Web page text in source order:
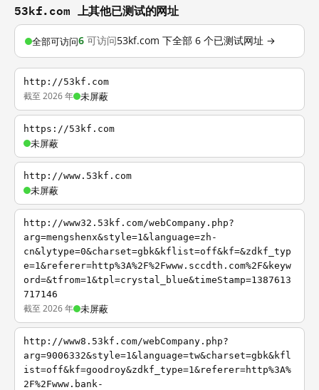
53kf.com 上其他已测试的网址
全部可访问6 可访问53kf.com 下全部 6 个已测试网址 →
http://53kf.com
截至 2026 年 未屏蔽
https://53kf.com
未屏蔽
http://www.53kf.com
未屏蔽
http://www32.53kf.com/webCompany.php?
arg=mengshenx&style=1&language=zh-
cn&lytype=0&charset=gbk&kflist=off&kf=&zdkf_typ
e=1&referer=http%3A%2F%2Fwww.sccdth.com%2F&keyw
ord=&tfrom=1&tpl=crystal_blue&timeStamp=1387613
717146
截至 2026 年 未屏蔽
http://www8.53kf.com/webCompany.php?
arg=9006332&style=1&language=tw&charset=gbk&kfl
ist=off&kf=goodroy&zdkf_type=1&referer=http%3A%
2F%2Fwww.bank-